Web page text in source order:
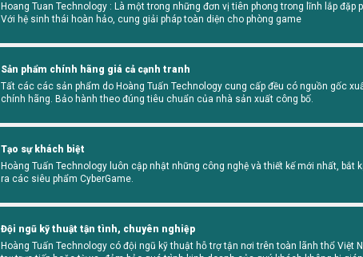
Hoang Tuan Technology : Là một trong những đơn vị tiên phong trong lĩnh lắp đặp
Với hệ sinh thái hoàn hảo, cung giải pháp toàn diện cho phòng game
Sản phẩm chính hãng giá cả cạnh tranh
Tất các các sản phẩm do Hoàng Tuấn Technology cung cấp đều có nguồn gốc
chính hãng. Bảo hành theo đúng tiêu chuẩn của nhà sản xuất công bố.
Tạo sự khách biệt
Hoàng Tuấn Technology luôn cập nhật những công nghệ và thiết kế mới nhất, bắt
ra các siêu phẩm CyberGame.
Đội ngũ kỹ thuật tận tình, chuyên nghiệp
Hoàng Tuấn Technology có đội ngũ kỹ thuật hỗ trợ tận nơi trên toàn lãnh thổ Việt